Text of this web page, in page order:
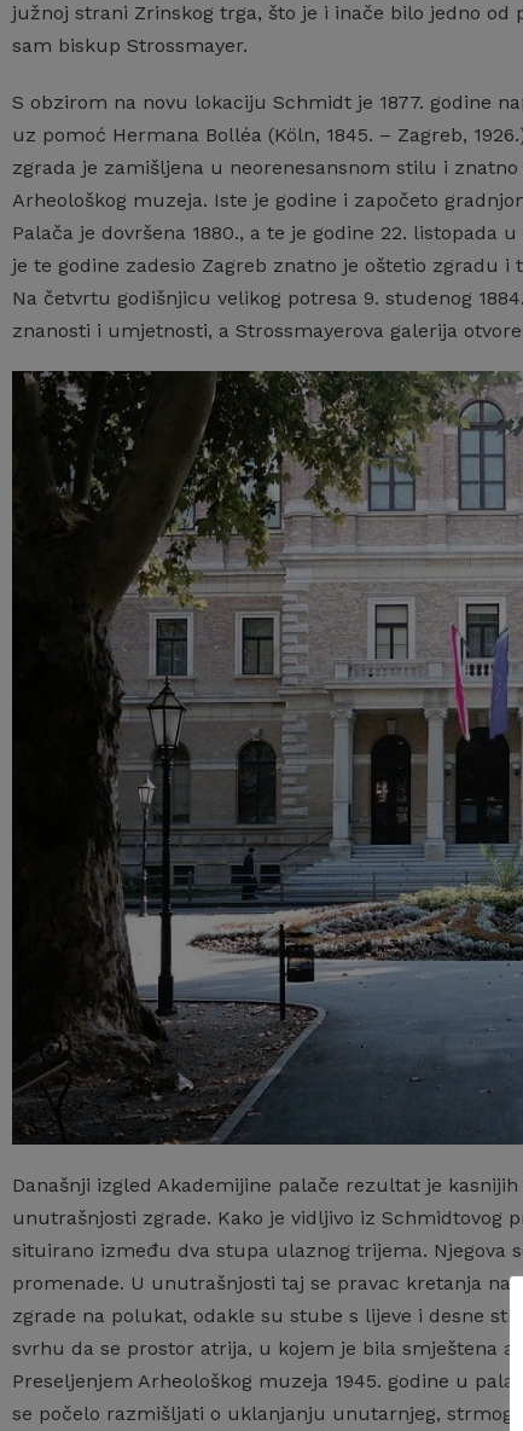
južnoj strani Zrinskog trga, što je i inače bilo jedno
sam biskup Strossmayer.
S obzirom na novu lokaciju Schmidt je 1877. godine
uz pomoć Hermana Bolléa (Köln, 1845. – Zagreb,
zgrada je zamišljena u neorenesansnom stilu i
Arheološkog muzeja. Iste je godine i započeto
Palača je dovršena 1880., a te je godine 22. listopada
je te godine zadesio Zagreb znatno je oštetio zgradu
Na četvrtu godišnjicu velikog potresa 9. studenog
znanosti i umjetnosti, a Strossmayerova galerija
Današnji izgled Akademijine palače rezultat je
unutrašnjosti zgrade. Kako je vidljivo iz Schmidtovog
situirano između dva stupa ulaznog trijema. Njegova
promenade. U unutrašnjosti taj se pravac kretanja
zgrade na polukat, odakle su stube s lijeve i desne
svrhu da se prostor atrija, u kojem je bila smještena
Preseljenjem Arheološkog muzeja 1945. godine u
se počelo razmišljati o uklanjanju unutarnjeg, strmog